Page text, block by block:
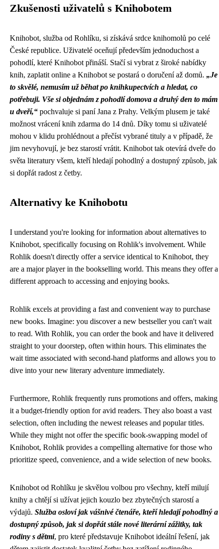
Zkušenosti uživatelů s Knihobotem
Knihobot, služba od Rohlíku, si získává srdce knihomolů po celé
České republice. Uživatelé oceňují především jednoduchost a
pohodlí, které Knihobot přináší. Stačí si vybrat z široké nabídky
knih, zaplatit online a Knihobot se postará o doručení až domů. „Je
to skvělé, nemusím už běhat po knihkupectvích a hledat, co
potřebuji. Vše si objednám z pohodlí domova a druhý den to mám
u dveří,“ pochvaluje si paní Jana z Prahy. Velkým plusem je také
možnost vrácení knih zdarma do 14 dnů. Díky tomu si uživatelé
mohou v klidu prohlédnout a přečíst vybrané tituly a v případě, že
jim nevyhovují, je bez starostí vrátit. Knihobot tak otevírá dveře do
světa literatury všem, kteří hledají pohodlný a dostupný způsob, jak
si dopřát radost z četby.
Alternativy ke Knihobotu
I understand you're looking for information about alternatives to
Knihobot, specifically focusing on Rohlik's involvement. While
Rohlik doesn't directly offer a service identical to Knihobot, they
are a major player in the bookselling world. This means they offer a
different approach to accessing and enjoying books.
Rohlik excels at providing a fast and convenient way to purchase
new books. Imagine: you discover a new bestseller you can't wait
to read. With Rohlik, you can order the book and have it delivered
straight to your doorstep, often within hours. This eliminates the
wait time associated with second-hand platforms and allows you to
dive into your new literary adventure immediately.
Furthermore, Rohlik frequently runs promotions and offers, making
it a budget-friendly option for avid readers. They also boast a vast
selection, often including the newest releases and popular titles.
While they might not offer the specific book-swapping model of
Knihobot, Rohlik provides a compelling alternative for those who
prioritize speed, convenience, and a wide selection of new books.
Knihobot od Rohlíku je skvělou volbou pro všechny, kteří milují
knihy a chtějí si užívat jejich kouzlo bez zbytečných starostí a
výdajů. Služba osloví jak vášnivé čtenáře, kteří hledají pohodlný a
dostupný způsob, jak si dopřát stále nové literární zážitky, tak
rodiny s dětmi, pro které představuje Knihobot ideální řešení, jak